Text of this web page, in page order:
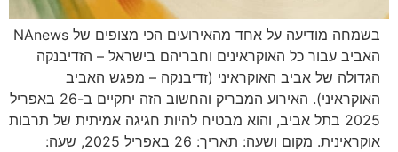
NAnews בשמחה מודיעה על אחד מהאירועים הכי מצופים של
האביב עבור כל האוקראינים וחבריהם בישראל – הזדיבנקה
הגדולה של אביב האוקראיני (זדיבנקה – מפגש האביב
האוקראיני). האירוע המבריק והחשוב הזה יתקיים ב-26 באפריל
2025 בתל אביב, והוא מבטיח להיות חגיגה אמיתית של תרבות
אוקראינית. מקום ושעה: תאריך: 26 באפריל 2025, שעה: